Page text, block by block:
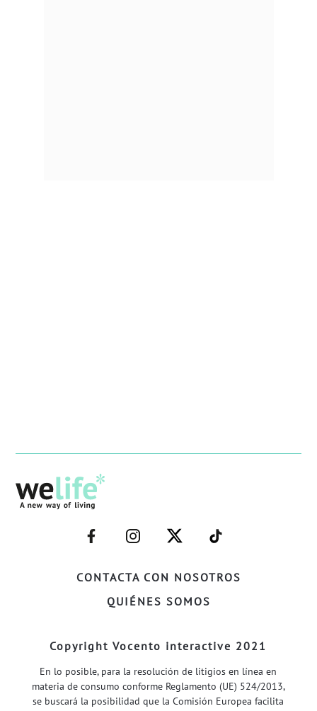
CONTACTA CON NOSOTROS
QUIÉNES SOMOS
–
FACEBOOK–
–
INSTAGRAM–
–
TWITTER–
–
WELIFE–
Copyright Vocento interactive 2021
En lo posible, para la resolución de litigios en línea en
materia de consumo conforme Reglamento (UE) 524/2013,
se buscará la posibilidad que la Comisión Europea facilita